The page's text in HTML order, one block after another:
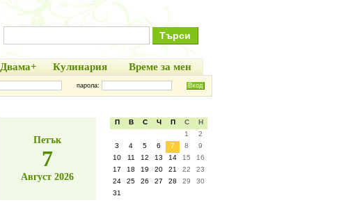
Двама+ Кулинария Време за мен
парола:
Петък
7
Август 2026
П В С Ч П С
Н
1
2
3
4 5 6 7 8
9
10
11 12 13 14 15
16
17
18 19 20 21 22
23
24
25 26 27 28 29
30
31